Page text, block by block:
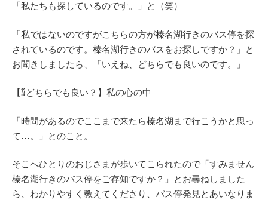
「私たちも探しているのです。」と（笑）
「私ではないのですがこちらの方が榛名湖行きのバス停を探
されているのです。榛名湖行きのバスをお探しですか？」と
お聞きしましたら、「いえね、どちらでも良いのです。」
【⁇どちらでも良い？】私の心の中
「時間があるのでここまで来たら榛名湖まで行こうかと思っ
て…。」とのこと。
そこへひとりのおじさまが歩いてこられたので「すみません
榛名湖行きのバス停をご存知ですか？」とお尋ねしました
ら、わかりやすく教えてくださり、バス停発見とあいなりま